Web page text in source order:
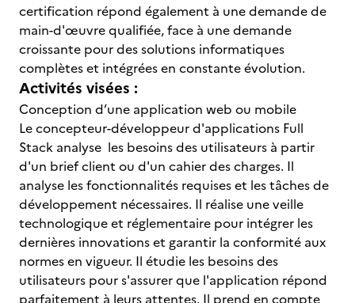
certification répond également à une demande de
main-d'œuvre qualifiée, face à une demande
croissante pour des solutions informatiques
complètes et intégrées en constante évolution.
Activités visées :
Conception d’une application web ou mobile
Le concepteur-développeur d'applications Full
Stack analyse les besoins des utilisateurs à partir
d'un brief client ou d'un cahier des charges. Il
analyse les fonctionnalités requises et les tâches de
développement nécessaires. Il réalise une veille
technologique et réglementaire pour intégrer les
dernières innovations et garantir la conformité aux
normes en vigueur. Il étudie les besoins des
utilisateurs pour s'assurer que l'application répond
parfaitement à leurs attentes. Il prend en compte